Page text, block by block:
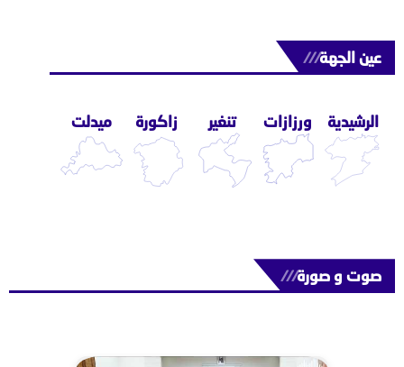
عين الجهة///
الرشيدية ورزازات تنغير زاكورة ميدلت
صوت و صورة///